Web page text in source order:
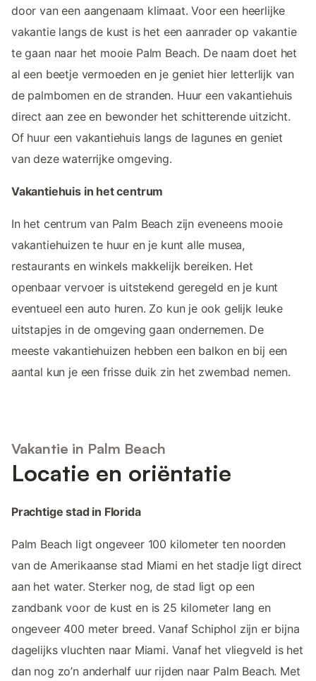
door van een aangenaam klimaat. Voor een heerlijke
vakantie langs de kust is het een aanrader op vakantie
te gaan naar het mooie Palm Beach. De naam doet het
al een beetje vermoeden en je geniet hier letterlijk van
de palmbomen en de stranden. Huur een vakantiehuis
direct aan zee en bewonder het schitterende uitzicht.
Of huur een vakantiehuis langs de lagunes en geniet
van deze waterrijke omgeving.
Vakantiehuis in het centrum
In het centrum van Palm Beach zijn eveneens mooie
vakantiehuizen te huur en je kunt alle musea,
restaurants en winkels makkelijk bereiken. Het
openbaar vervoer is uitstekend geregeld en je kunt
eventueel een auto huren. Zo kun je ook gelijk leuke
uitstapjes in de omgeving gaan ondernemen. De
meeste vakantiehuizen hebben een balkon en bij een
aantal kun je een frisse duik zin het zwembad nemen.
Vakantie in Palm Beach
Locatie en oriëntatie
Prachtige stad in Florida
Palm Beach ligt ongeveer 100 kilometer ten noorden
van de Amerikaanse stad Miami en het stadje ligt direct
aan het water. Sterker nog, de stad ligt op een
zandbank voor de kust en is 25 kilometer lang en
ongeveer 400 meter breed. Vanaf Schiphol zijn er bijna
dagelijks vluchten naar Miami. Vanaf het vliegveld is het
dan nog zo’n anderhalf uur rijden naar Palm Beach. Met